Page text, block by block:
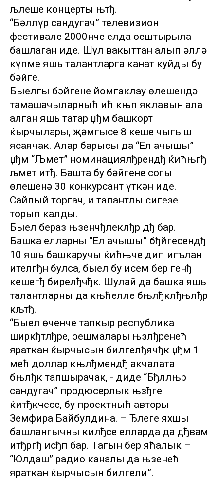
љлеше концерты њтђ.
“Бәллүр сандугач” телевизион
фестивале 2000нче елда оештырыла
башлаган иде. Шул вакыттан алып әллә
күпме яшь талантларга канат куйды бу
бәйге.
Быелгы бәйгенең йомгаклау өлешендә
тамашачыларныћ ић књп яклавын ала
алган яшь татар џђм башкорт
ќырчылары, җәмгысе 8 кеше чыгыш
ясаячак. Алар барысы да “Ел ачышы”
џђм “Љмет” номинациялђрендђ ќићњгђ
љмет итђ. Башта бу бәйгенең соңгы
өлешенә 30 конкурсант үткән иде.
Сайлый торгач, иң талантлы сигезе
торып калды.
Быел бераз њзенчђлеклђр дђ бар.
Башка елларны “Ел ачышы” бђйгесендђ
10 яшь башкаручы ќићњче дип игълан
ителгђн булса, быел бу исем бер генђ
кешегђ бирелђчђк. Шулай да башка яшь
талантларны да књћелле бњлђклђњлђр
кљтђ.
“Быел өченче тапкыр республика
ширкђтлђре, оешмалары њзлђренећ
яраткан ќырчысын билгелђячђк џђм 1
мећ доллар књлђмендђ акчалата
бњлђк тапшырачак, - диде “Бђллњр
сандугач” продюсерлык њзђге
ќитђкчесе, бу проектныћ авторы
Земфира Байбулдина. – Ђлеге яхшы
башлангычны килђсе елларда да дђвам
итђргђ исђп бар. Тагын бер яћалык –
“Юлдаш” радио каналы да њзенећ
яраткан ќырчысын билгели”.